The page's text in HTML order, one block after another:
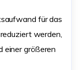
für das
werden,
einer größeren